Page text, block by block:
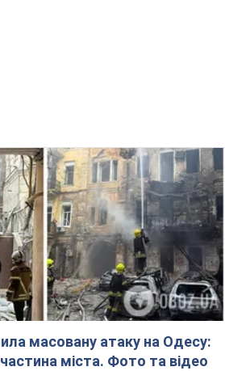
масовану атаку на Одесу:
міста. Фото та відео